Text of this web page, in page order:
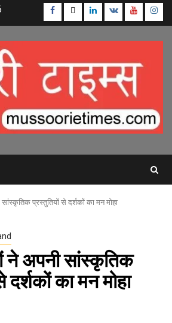
Facebook
TwitterLinkedin
VK Youtube
सांस्कृतिक प्रस्तुतियों से दर्शकों का मन मोहा
ने अपनी सांस्कृतिक
दर्शकों का मन मोहा